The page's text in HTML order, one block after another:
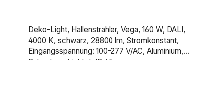
Deko-Light, Hallenstrahler, Vega, 160 W, DALI,
4000 K, schwarz, 28800 lm, Stromkonstant,
Eingangsspannung: 100-277 V/AC, Aluminium,
Pulverbeschichtet, IP 65